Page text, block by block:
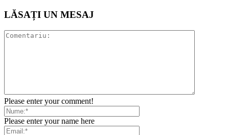
LĂSAȚI UN MESAJ
Please enter your comment!
Please enter your name here